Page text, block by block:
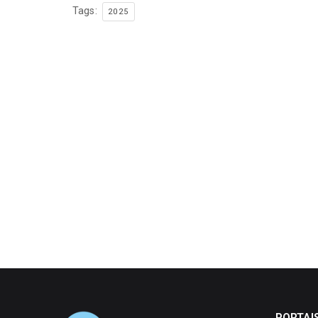
Tags: 2025